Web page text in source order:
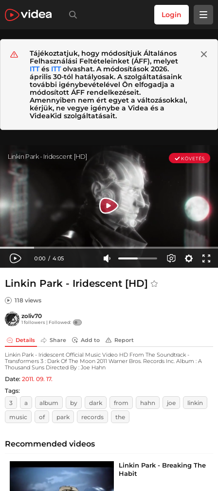
Login
Tájékoztatjuk, hogy módosítjuk Általános
Felhasználási Feltételeinket (ÁFF), melyet
ITTés ITTolvashat. A módosítások 2026.
április 30-tól hatályosak. A szolgáltatásaink
további igénybevételével Ön elfogadja a
módosított ÁFF rendelkezéseit.
Amennyiben nem ért egyet a változásokkal,
kérjük, ne vegye igénybe a Videa és a
VideaKid szolgáltatásait.
Linkin Park - Iridescent [HD]
118 views
zoliv70
1 followers | Followed:
Details Share Add to Report
Linkin Park - Iridescent Official Music Video HD From The Soundtrack -
Transformers 3 : Dark Of The Moon 2011 Warner Bros. Records Inc. Album : A
Thousand Suns Directed By : Joe Hahn
Date: 2011. 09. 17.
Tags:
3
a album by dark from hahn joe
linkin
music
of park records the
Recommended videos
Linkin Park - Breaking The
Habit